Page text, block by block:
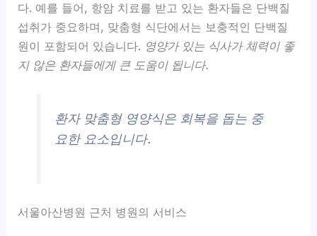
다. 예를 들어, 항암 치료를 받고 있는 환자들은 단백질
섭취가 중요하며, 맞춤형 식단에서는 보충적인 단백질
원이 포함되어 있습니다. 영양가 있는 식사가 체력이 좋
지 않은 환자들에게 큰 도움이 됩니다.
환자 맞춤형 영양식은 회복을 돕는 중
요한 요소입니다.
서울아산병원 근처 병원의 서비스